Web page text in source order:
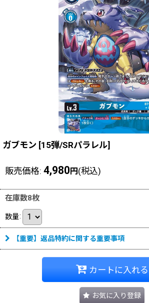
ガブモン [15弾/SRパラレル]
販売価格: 4,980 円 (税込)
在庫数8枚
数量:
【重要】返品特約に関する重要事項
カートに入れる
お気に入り登録